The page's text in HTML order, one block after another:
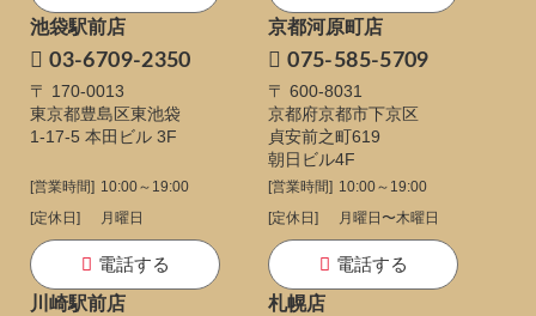
池袋駅前店
03-6709-2350
〒 170-0013
東京都豊島区東池袋
1-17-5 本田ビル 3F
[営業時間] 10:00～19:00
[定休日]
月曜日
電話する
京都河原町店
075-585-5709
〒 600-8031
京都府京都市下京区
貞安前之町619
朝日ビル4F
[営業時間] 10:00～19:00
[定休日]
月曜日〜木曜日
電話する
川崎駅前店
札幌店